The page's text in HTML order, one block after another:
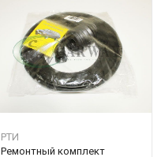
РТИ
Ремонтный комплект